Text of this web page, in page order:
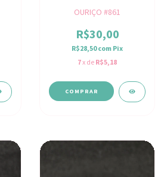
OURIÇO #861
R$30,00
R$28,50com Pix
7x de R$5,18